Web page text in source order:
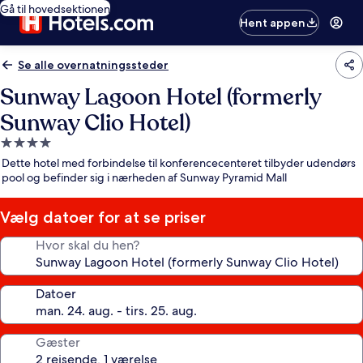
Gå til hovedsektionen
Hent appen
Se alle overnatningssteder
Sunway Lagoon Hotel (formerly
Sunway Clio Hotel)
4.0-
stjernet
overnatningssted
Dette hotel med forbindelse til konferencecenteret tilbyder udendørs
pool og befinder sig i nærheden af Sunway Pyramid Mall
Vælg datoer for at se priser
Hvor skal du hen?
Datoer
Gæster